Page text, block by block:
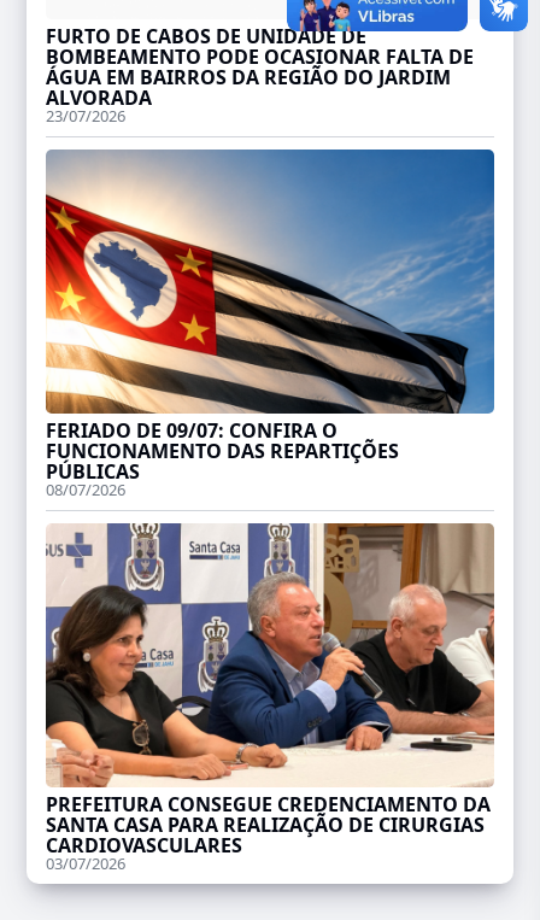
FURTO DE CABOS DE UNIDADE DE
BOMBEAMENTO PODE OCASIONAR FALTA DE
ÁGUA EM BAIRROS DA REGIÃO DO JARDIM
ALVORADA
23/07/2026
FERIADO DE 09/07: CONFIRA O
FUNCIONAMENTO DAS REPARTIÇÕES
PÚBLICAS
08/07/2026
PREFEITURA CONSEGUE CREDENCIAMENTO DA
SANTA CASA PARA REALIZAÇÃO DE CIRURGIAS
CARDIOVASCULARES
03/07/2026